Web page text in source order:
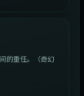
的重任。（奇幻